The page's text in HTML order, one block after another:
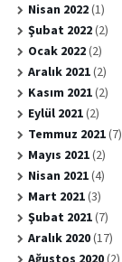
Nisan 2022(1)
Şubat 2022(2)
Ocak 2022(2)
Aralık 2021(2)
Kasım 2021(2)
Eylül 2021(2)
Temmuz 2021(7)
Mayıs 2021(2)
Nisan 2021(4)
Mart 2021(3)
Şubat 2021(7)
Aralık 2020(17)
Ağustos 2020(2)